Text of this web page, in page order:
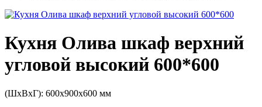
Кухня Олива шкаф верхний
угловой высокий 600*600
(ШхВхГ): 600х900х600 мм